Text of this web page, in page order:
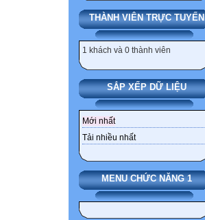
THÀNH VIÊN TRỰC TUYẾN
1 khách và 0 thành viên
SẮP XẾP DỮ LIỆU
Mới nhất
Tải nhiều nhất
MENU CHỨC NĂNG 1